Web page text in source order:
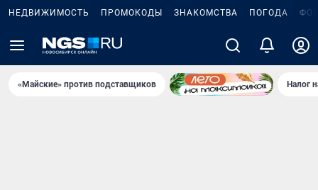
НЕДВИЖИМОСТЬ ПРОМОКОДЫ ЗНАКОМСТВА ПОГОДА
«Майские» против подставщиков Налог